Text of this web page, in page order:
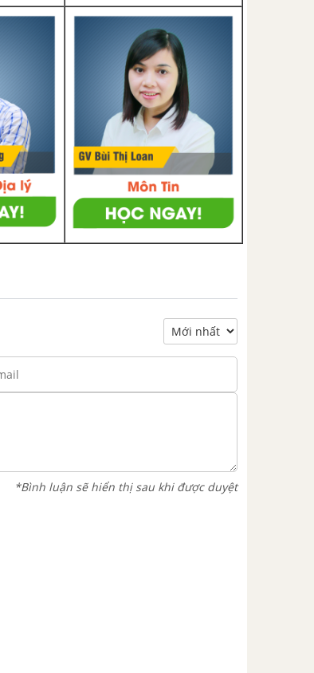
*Bình luận sẽ hiển thị sau khi được duyệt